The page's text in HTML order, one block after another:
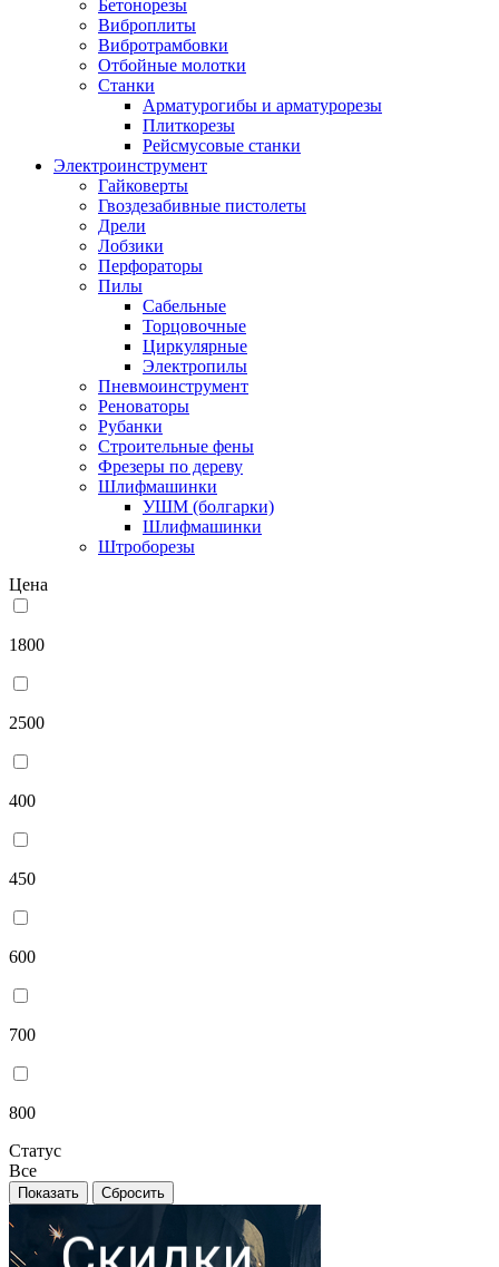
Бетонорезы
Виброплиты
Вибротрамбовки
Отбойные молотки
Станки
Арматурогибы и арматурорезы
Плиткорезы
Рейсмусовые станки
Электроинструмент
Гайковерты
Гвоздезабивные пистолеты
Дрели
Лобзики
Перфораторы
Пилы
Сабельные
Торцовочные
Циркулярные
Электропилы
Пневмоинструмент
Реноваторы
Рубанки
Строительные фены
Фрезеры по дереву
Шлифмашинки
УШМ (болгарки)
Шлифмашинки
Штроборезы
Цена
1800
2500
400
450
600
700
800
Статус
Все